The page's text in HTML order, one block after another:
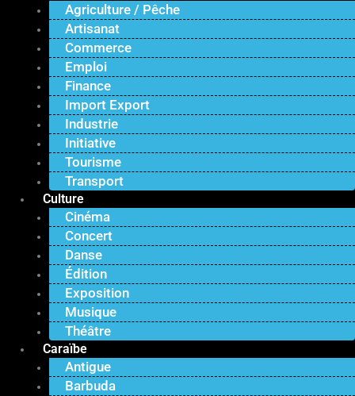
Agriculture / Pêche
Artisanat
Commerce
Emploi
Finance
Import Export
Industrie
Initiative
Tourisme
Transport
Culture
Cinéma
Concert
Danse
Édition
Exposition
Musique
Théâtre
Caraïbe
Antigue
Barbuda